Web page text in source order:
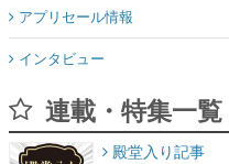
アプリセール情報
インタビュー
連載・特集一覧
殿堂入り記事